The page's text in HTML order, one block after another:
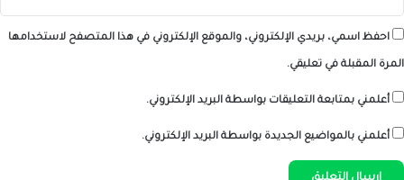
احفظ اسمي، بريدي الإلكتروني، والموقع الإلكتروني في هذا المتصفح لاستخدامها
المرة المقبلة في تعليقي.
أعلمني بمتابعة التعليقات بواسطة البريد الإلكتروني.
أعلمني بالمواضيع الجديدة بواسطة البريد الإلكتروني.